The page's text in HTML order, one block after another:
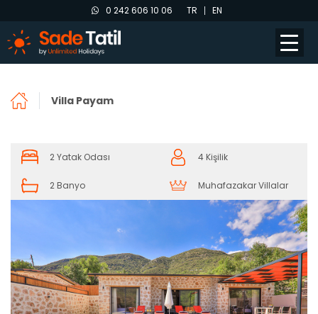
0 242 606 10 06 TR EN
Villa Payam
2 Yatak Odası 4 Kişilik
2 Banyo Muhafazakar Villalar